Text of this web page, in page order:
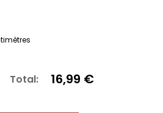
Total: 16,99 €